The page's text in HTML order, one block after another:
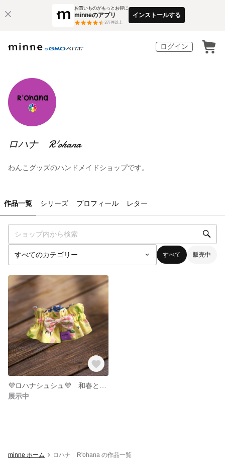
お買いものがもっとお得に
minneのアプリ
3万件以上
インストールする
ログイン
ロハナ R'ohana
わんこグッズのハンドメイドショップです。
作品一覧 シリーズ プロフィール レター
すべて 販売中
展示中
minne ホーム ロハナ R'ohana の作品一覧